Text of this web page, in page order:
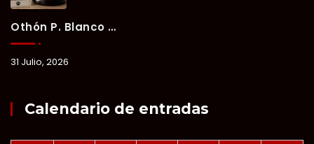
Othón P. Blanco Refrenda Su Compromiso Contra El Maltrato Animal: Vinculan A Proceso A Presunto Responsable Tras Denuncia Del Ayuntamiento.
31 Julio, 2026
Calendario de entradas